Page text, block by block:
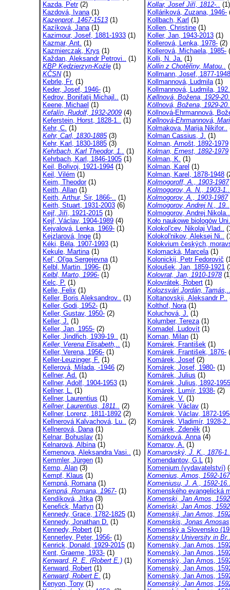
Kazda, Petr(2)
Kazdová, Ivana(1)
Kazenprot, 1467-1513 (1)
Kazíková, Jana(1)
Kazimour, Josef, 1881-1933 (1)
Kazmar, Ant. (1)
Kazmierczak, Krys (1)
Každan, Aleksandr Petrovi.. (1)
KBP Kędzierzyn-Koźle (1)
KČSN(1)
Kebrle, Fr. (1)
Keder, Josef, 1946- (1)
Kedrov, Bonifatij Michajl.. (1)
Keene, Michael (1)
Kefalín, Rudolf, 1932-2009 (4)
Keferstein, Horst, 1828-1.. (1)
Kehr, C. (1)
Kehr, Carl, 1830-1885(3)
Kehr, Karl, 1830-1885 (3)
Kehrbach, Karl Theodor, 1.. (1)
Kehrbach, Karl, 1846-1905 (1)
Keil, Bořivoj, 1921-1994 (1)
Keil, Vilém (1)
Keim, Theodor(1)
Keith, Allan (1)
Keith, Arthur, Sir, 1866-.. (1)
Keith, Stuart, 1931-2003 (6)
Kejř, Jiří, 1921-2015 (1)
Kejř, Václav, 1904-1989 (4)
Kejvalová, Lenka, 1969- (1)
Kejzlarová, Inge (1)
Kéki, Béla, 1907-1993 (1)
Kekule, Martina(1)
Kel', Ol'ga Sergejevna(1)
Kelbl, Martin, 1996- (1)
Kelbl, Marto, 1996- (1)
Kelc, P. (1)
Kelle, Felix (1)
Keller, Boris Aleksandrov.. (1)
Keller, Godi, 1952- (1)
Keller, Gustav, 1950- (2)
Keller, J. (1)
Keller, Jan, 1955- (2)
Keller, Jindřich, 1939-19.. (1)
Keller, Verena Elisabeth,.. (1)
Keller, Verena, 1956- (1)
Keller-Leuzinger, F. (1)
Kellerová, Milada, -1946 (2)
Kellner, Ad. (1)
Kellner, Adolf, 1904-1953 (1)
Kellner, L. (1)
Kellner, Laurentius (1)
Kellner, Laurentius, 1811.. (2)
Kellner, Lorenz, 1811-1892 (2)
Kellnerová Kalvachová, Lu.. (2)
Kellnerová, Dana(1)
Kelnar, Bohuslav (1)
Kelnarová, Albína(1)
Kemenova, Aleksandra Vasi.. (1)
Kemmler, Jürgen (1)
Kemp, Alan (3)
Kempf, Klaus (1)
Kempná, Romana(1)
Kempná, Romana, 1967- (1)
Kendíková, Jitka(3)
Kenefick, Martyn (1)
Kennedy, Grace, 1782-1825 (1)
Kennedy, Jonathan D. (1)
Kennedy, Robert (1)
Kennerley, Peter, 1956- (1)
Kenrick, Donald, 1929-2015 (1)
Kent, Graeme, 1933- (1)
Kenward, R. E. (Robert E.) (1)
Kenward, Robert (1)
Kenward, Robert E. (1)
Kenyon, Tony (1)
Kollar, Josef Jiří, 1812-.. (1)
Kolláriková, Zuzana, 1946-
Kollbach, Karl (1)
Kollen, Christine (1)
Koller, Jan, 1943-2013 (1)
Kollerová, Lenka, 1978- (2)
Kollerová, Michaela, 1985-
Kolli, N. Ja. (1)
Kollin z Chotěřiny, Matou..
Kollmann, Josef, 1877-1948
Kollmannová, Ludmila(1)
Kollmannová, Ludmila,
Køllnová, Božena, 1929-
Köllnová, Božena, 1929-
Köllnová-Ehrmannová,
Køllnová-Ehrmannová,
Kolmakova, Marija Nikifor..
Kolman Cassius, J. (1)
Kolman, Arnošt, 1892-1979
Kolman, Ernest, 1892-1979
Kolman, K. (1)
Kolman, Karel (1)
Kolman, Karel, 1878-1948
Kolmogoroff, A., 1903-1987
Kolmogorov, A. N., 1903-1..
Kolmogorov, A., 1903-1987
Kolmogorov, Andrej N., 19..
Kolmogorov, Andrej Nikola..
Koło naukowe biologów
Kolokol'cev, Nikolaj Vlad..
Kolokol'nikov, Aleksej Ni..
Kolokvium českých,
Kolomacká, Marcela(1)
Kolonickij, Petr Fedorovič
Koloušek, Jan, 1859-1921
Kolovrat, Jan, 1910-1978
Kolovrátek, Robert (1)
Kolozsvári Jordán,
Koltanovskij, Aleksandr P..
Kolthof, Nora(1)
Koluchová, J. (1)
Kolumber, Tereza(1)
Komadel, Ludovít (1)
Koman, Milan (1)
Komárek, František (1)
Komárek, František, 1876-
Komárek, Josef (2)
Komárek, Josef, 1980- (1)
Komárek, Julius (1)
Komárek, Julius, 1892-1955
Komárek, Lumír, 1938- (2)
Komárek, V. (1)
Komárek, Václav (1)
Komárek, Václav, 1872-
Komárek, Vladimír, 1928-2..
Komárek, Zdeněk (1)
Komárková, Anna(4)
Komarov, A. (1)
Komarovský, J. K., 1876-
Komendantov, G.L (1)
Komenium (vydavatelství)
Komenius, Amos, 1592-
Komeniusu, J. A., 1592-
Komenského evangelická
Komenski, Jan Amos,
Komeński, Jan Amos,
Komenskij, Jan Amos,
Komenskis, Jonas
Komenský a Slovensko
Komensky University in
Komenský, Jan Amos,
Komenský, Jan Amos,
Komenský, Jan Amos,
Komenský, Jan Amos,
Komenský, Jan Amos,
Komenský, Jan Amos,